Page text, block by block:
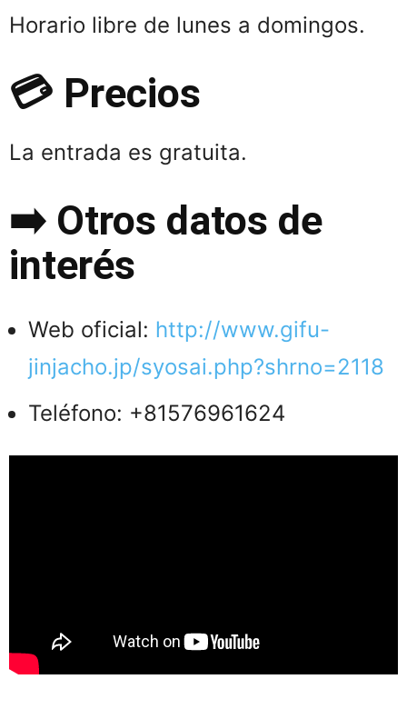
Horario libre de lunes a domingos.
💳 Precios
La entrada es gratuita.
➡️ Otros datos de
interés
Web oficial: http://www.gifu-
jinjacho.jp/syosai.php?shrno=2118
Teléfono: +81576961624